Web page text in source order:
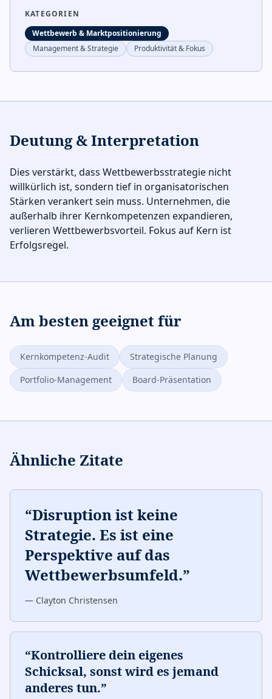
KATEGORIEN
Wettbewerb & Marktpositionierung
Management & Strategie
Produktivität & Fokus
Deutung & Interpretation
Dies verstärkt, dass Wettbewerbsstrategie nicht
willkürlich ist, sondern tief in organisatorischen
Stärken verankert sein muss. Unternehmen, die
außerhalb ihrer Kernkompetenzen expandieren,
verlieren Wettbewerbsvorteil. Fokus auf Kern ist
Erfolgsregel.
Am besten geeignet für
Kernkompetenz-Audit
Strategische Planung
Portfolio-Management
Board-Präsentation
Ähnliche Zitate
“Disruption ist keine
Strategie. Es ist eine
Perspektive auf das
Wettbewerbsumfeld.”
— Clayton Christensen
“Kontrolliere dein eigenes
Schicksal, sonst wird es jemand
anderes tun.”